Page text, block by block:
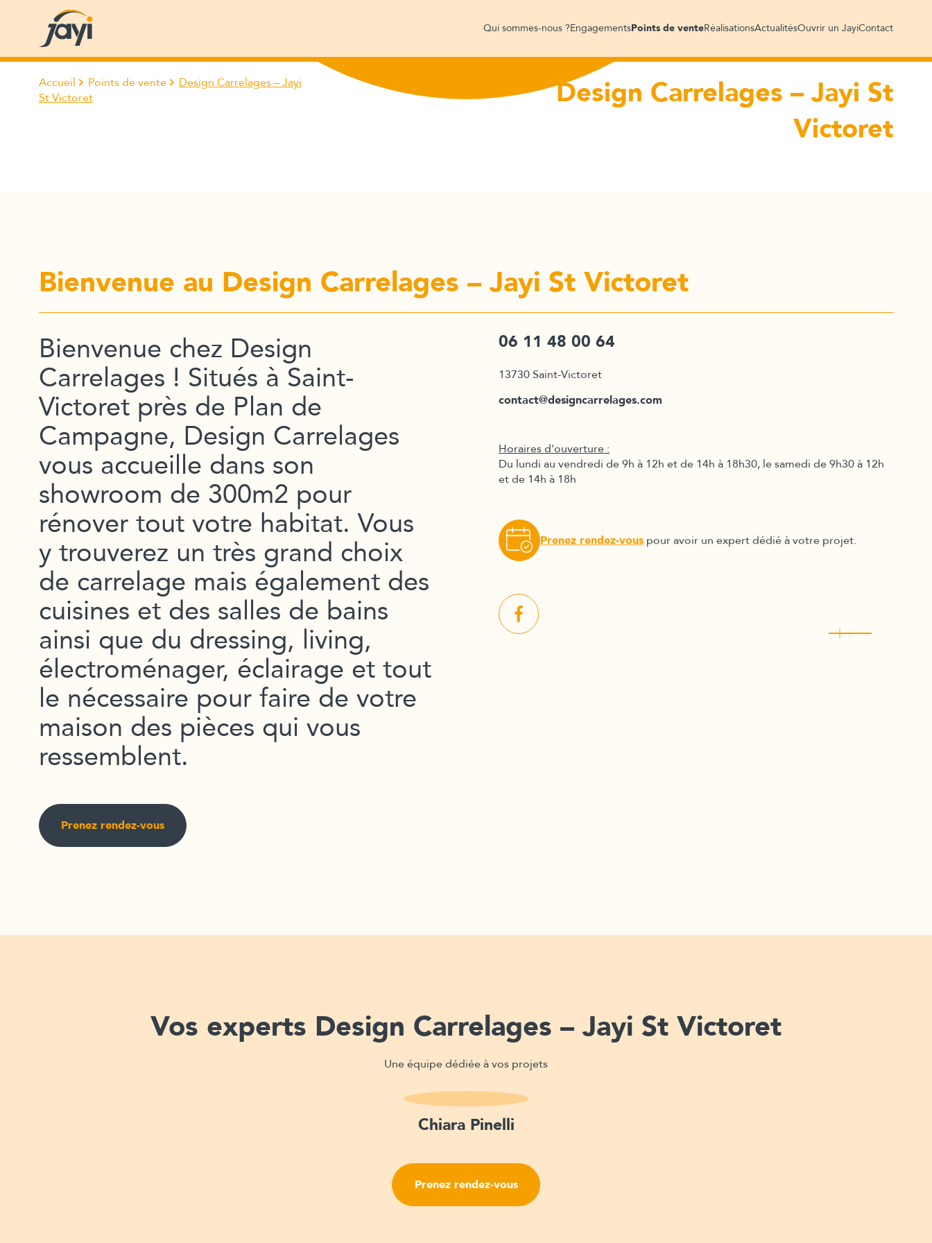
Qui sommes-nous ?EngagementsPoints de venteRéalisationsActualitésOuvrir un JayiContact
Accueil Points de vente
Design Carrelages – Jayi
St Victoret
Design Carrelages – Jayi St
Victoret
Bienvenue au Design Carrelages – Jayi St Victoret
Bienvenue chez Design
Carrelages ! Situés à Saint-
Victoret près de Plan de
Campagne, Design Carrelages
vous accueille dans son
showroom de 300m2 pour
rénover tout votre habitat. Vous
y trouverez un très grand choix
de carrelage mais également des
cuisines et des salles de bains
ainsi que du dressing, living,
électroménager, éclairage et tout
le nécessaire pour faire de votre
maison des pièces qui vous
ressemblent.
Prenez rendez-vous
06 11 48 00 64
13730 Saint-Victoret
contact@designcarrelages.com
Horaires d'ouverture :
Du lundi au vendredi de 9h à 12h et de 14h à 18h30, le samedi de 9h30 à 12h
et de 14h à 18h
Prenez rendez-vous pour avoir un expert dédié à votre projet.
Vos experts Design Carrelages – Jayi St Victoret
Une équipe dédiée à vos projets
Chiara Pinelli
Prenez rendez-vous